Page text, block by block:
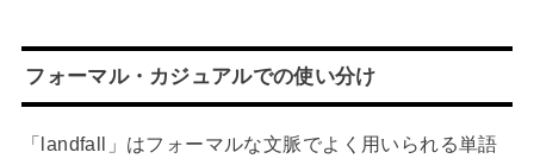
フォーマル・カジュアルでの使い分け
「landfall」はフォーマルな文脈でよく用いられる単語